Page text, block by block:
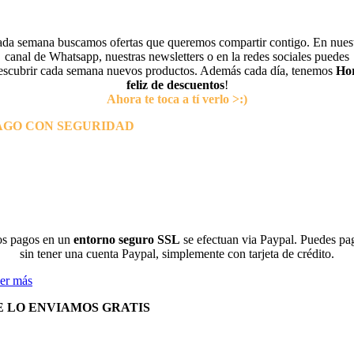
semana buscamos ofertas que queremos compartir contigo. En
canal de Whatsapp, nuestras newsletters o en la redes sociales puedes
cada semana nuevos productos. Además cada día, tenemos
feliz de descuentos!
Ahora te toca a tí verlo >:)
CON SEGURIDAD
pagos en un entorno seguro SSL se efectuan via Paypal. Puedes
sin tener una cuenta Paypal, simplemente con tarjeta de crédito.
más
LO ENVIAMOS GRATIS